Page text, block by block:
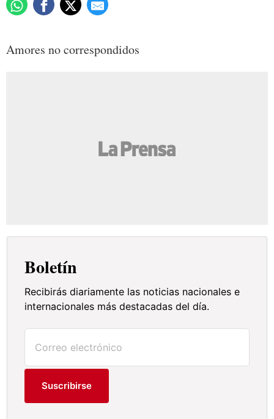
Amores no correspondidos
Boletín
Recibirás diariamente las noticias nacionales e
internacionales más destacadas del día.
Suscribirse